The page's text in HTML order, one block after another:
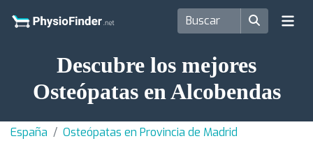
Descubre los mejores
Osteópatas en Alcobendas
España
Osteópatas en Provincia de Madrid